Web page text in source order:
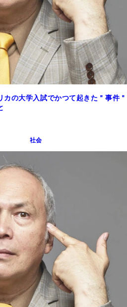
カの大学入試でかつて起きた＂事件＂
社会